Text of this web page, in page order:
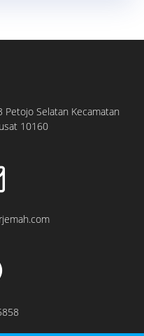
Petojo Selatan Kecamatan
10160